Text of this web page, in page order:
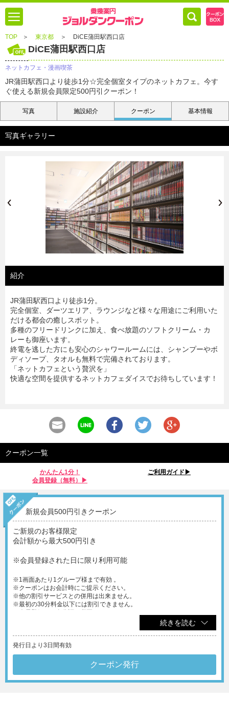
TOP ＞ 東京都 ＞ DiCE蒲田駅西口店
DiCE蒲田駅西口店
ネットカフェ・漫画喫茶
JR蒲田駅西口より徒歩1分☆完全個室タイプのネットカフェ。今す
ぐ使える新規会員限定500円引クーポン！
写真 施設紹介 クーポン 基本情報
写真ギャラリー
紹介
JR蒲田駅西口より徒歩1分。
完全個室、ダーツエリア、ラウンジなど様々な用途にご利用いた
だける都会の癒しスポット。
多種のフリードリンクに加え、食べ放題のソフトクリーム・カ
レーも御座います。
終電を逃した方にも安心のシャワールームには、シャンプーやボ
ディソープ、タオルも無料で完備されております。
「ネットカフェという贅沢を」
快適な空間を提供するネットカフェダイスでお待ちしています！
クーポン一覧
かんたん1分！
会員登録（無料）▶︎
ご利用ガイド▶︎
新規会員500円引きクーポン
ご新規のお客様限定
会計額から最大500円引き
※会員登録された日に限り利用可能
※1画面あたり1グループ様まで有効 。
※クーポンはお会計時にご提示ください。
※他の割引サービスとの併用は出来ません。
※最初の30分料金以下には割引できません。
続きを読む
発行日より3日間有効
クーポン発行